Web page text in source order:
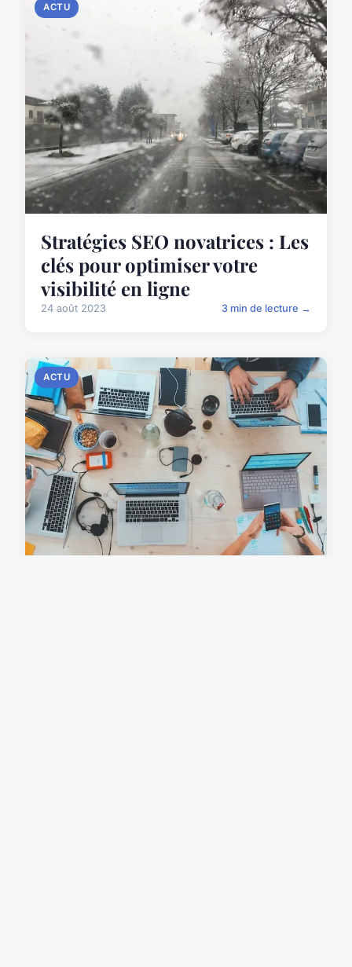
ACTU
Stratégies SEO novatrices : Les
clés pour optimiser votre
visibilité en ligne
24 août 2023 3 min de lecture →
ACTU